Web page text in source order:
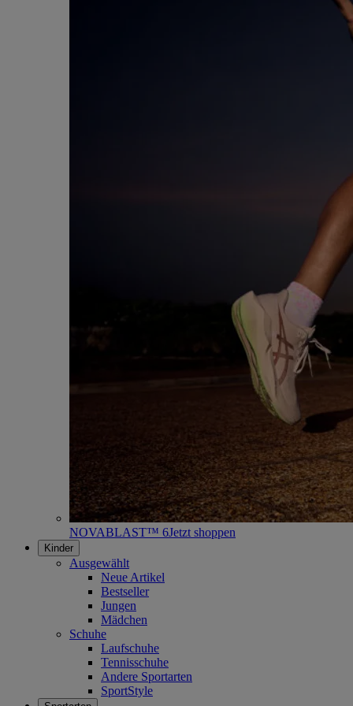
NOVABLAST™ 6Jetzt shoppen
Kinder
Ausgewählt
Neue Artikel
Bestseller
Jungen
Mädchen
Schuhe
Laufschuhe
Tennisschuhe
Andere Sportarten
SportStyle